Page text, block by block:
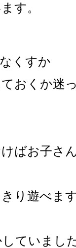
す。
くすか
おくか迷
ばお子さ
り遊べま
ていまし